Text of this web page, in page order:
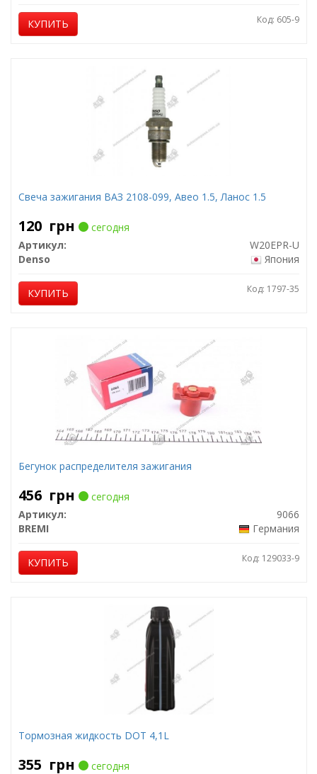
КУПИТЬ Код: 605-9
Свеча зажигания ВАЗ 2108-099, Авео 1.5, Ланос 1.5
120 грн
сегодня
Артикул:
W20EPR-U
Denso
Япония
КУПИТЬ Код: 1797-35
Бегунок распределителя зажигания
456 грн
сегодня
Артикул:
9066
BREMI
Германия
КУПИТЬ Код: 129033-9
Тормозная жидкость DOT 4,1L
355 грн сегодня